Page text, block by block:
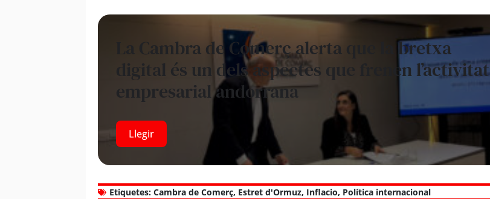
La Cambra de Comerç alerta que la bretxa
digital és un dels aspectes que frenen l’activitat
empresarial andorrana
Llegir
Etiquetes: Cambra de Comerç, Estret d'Ormuz, Inflacio, Política internacional